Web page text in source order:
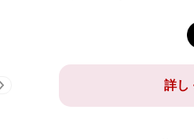
詳し